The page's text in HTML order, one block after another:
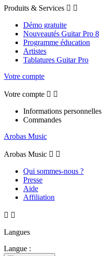
Produits & Services  
Démo gratuite
Nouveautés Guitar Pro 8
Programme éducation
Artistes
Tablatures Guitar Pro
Votre compte
Votre compte  
Informations personnelles
Commandes
Arobas Music
Arobas Music  
Qui sommes-nous ?
Presse
Aide
Affiliation
 
Langues
Langue :